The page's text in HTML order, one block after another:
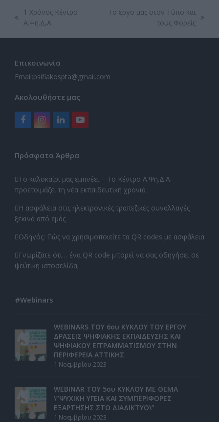
previous
1 Χρόνος Κέντρο
Α.Ψη.Δ,Α.
Το έργο μας στον Τύπο και
τους Φορείς
Επικοινωνία
Email:psifiakospta@gmail.com
Ακολουθήστε μας
Facebook
Instagram
LinkedInYouTube
Πρόσφατα Άρθρα
Το καλοκαίρι μας εμπνέει – Το Κέντρο Α.Ψη.Δ.Α.
προετοιμάζει τη νέα εκπαιδευτική χρονιά
Η ασφάλεια στις ηλεκτρονικές τραπεζικές συναλλαγές
ξεκινά από εμάς
Οδηγός: Πώς να χρησιμοποιείτε τα QR codes με ασφάλεια
Γνωρίζατε ότι… ένα QR code μπορεί να σας οδηγήσει σε
ψεύτικη ιστοσελίδα;
#Webinars
WEBINARS ΤΟΥ 6ου ΚΥΚΛΟΥ ΤΟΥ ΕΡΓΟΥ
ΔΡΑΣΕΙΣ ΨΗΦΙΑΚΗΣ ΕΚΠΑΙΔΕΥΣΗΣ ΚΑΙ
ΨΗΦΙΑΚΟΥ ΕΓΓΡΑΜΜΑΤΙΣΜΟΥ ΣΤΗΝ
ΠΕΡΙΦΕΡΕΙΑ ΑΤΤΙΚΗΣ
1 Νοεμβρίου 2023
WEBINAR ΤΟΥ 5ου ΚΥΚΛΟΥ ΜΕ ΘΕΜΑ
\”ΨΥΧΙΚΗ ΥΓΕΙΑ ΚΑΙ ΣΥΜΠΕΡΙΦΟΡΕΣ
ΕΞΑΡΤΗΣΗΣ ΣΤΟ ΔΙΑΔΙΚΤΥΟ\”
1 Νοεμβρίου 2023